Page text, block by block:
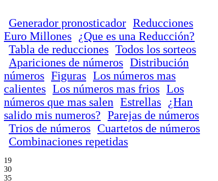
Generador pronosticador Reducciones
Euro Millones
¿Que es una Reducción?
Tabla de reducciones Todos los sorteos
Apariciones de números Distribución
números Figuras Los números mas
calientes Los números mas frios Los
números que mas salen Estrellas
¿Han
salido mis numeros? Parejas de números
Trios de números Cuartetos de números
Combinaciones repetidas
19
30
35